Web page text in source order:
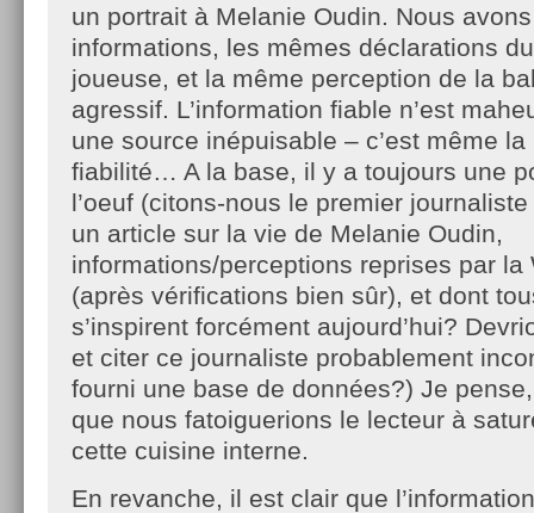
un portrait à Melanie Oudin. Nous
informations, les mêmes déclarations
joueuse, et la même perception de la
agressif. L’information fiable n’est
une source inépuisable – c’est même
fiabilité… A la base, il y a toujours une
l’oeuf (citons-nous le premier
un article sur la vie de Melanie Oudin,
informations/perceptions reprises par la
(après vérifications bien sûr), et dont
s’inspirent forcément aujourd’hui?
et citer ce journaliste probablement
fourni une base de données?) Je
que nous fatoiguerions le lecteur à
cette cuisine interne.
En revanche, il est clair que